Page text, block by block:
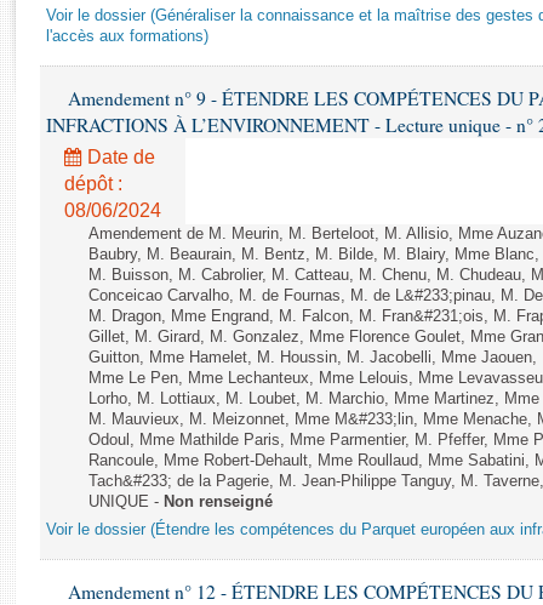
Rapports législatifs
Rapports sur l'application des lois
Baromètre de l’application des lois
Dossiers législatifs
Budget et sécurité sociale
Questions écrites et orales
Comptes rendus des débats
Voir le dossier (Généraliser la connaissance et la maîtrise des gestes
l'accès aux formations)
Amendement n° 9 - ÉTENDRE LES COMPÉTENCES DU
INFRACTIONS À L’ENVIRONNEMENT - Lecture unique - n°
Date de
dépôt :
08/06/2024
Amendement de M. Meurin, M. Berteloot, M. Allisio, Mme
Baubry, M. Beaurain, M. Bentz, M. Bilde, M. Blairy, Mme
M. Buisson, M. Cabrolier, M. Catteau, M. Chenu, M. Chudeau,
Conceicao Carvalho, M. de Fournas, M. de L&#233;pinau, M.
M. Dragon, Mme Engrand, M. Falcon, M. Fran&#231;ois, M.
Gillet, M. Girard, M. Gonzalez, Mme Florence Goulet, Mme
Guitton, Mme Hamelet, M. Houssin, M. Jacobelli, Mme
Mme Le Pen, Mme Lechanteux, Mme Lelouis, Mme
Lorho, M. Lottiaux, M. Loubet, M. Marchio, Mme Martinez,
M. Mauvieux, M. Meizonnet, Mme M&#233;lin, Mme Menache,
Odoul, Mme Mathilde Paris, Mme Parmentier, M. Pfeffer, Mme
Rancoule, Mme Robert-Dehault, Mme Roullaud, Mme
Tach&#233; de la Pagerie, M. Jean-Philippe Tanguy, M.
UNIQUE - Non renseigné
Voir le dossier (Étendre les compétences du Parquet européen aux
Amendement n° 12 - ÉTENDRE LES COMPÉTENCES